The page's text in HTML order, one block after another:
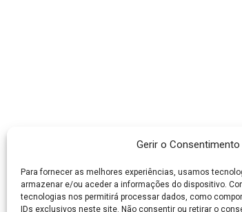
Gerir o Consentimento
Para fornecer as melhores experiências, usamos
armazenar e/ou aceder a informações do dispositivo.
tecnologias nos permitirá processar dados, como
IDs exclusivos neste site. Não consentir ou retirar o